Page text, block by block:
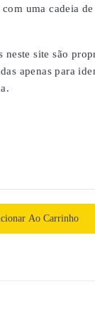
uma cadeia de
neste site são
apenas para
Ao Carrinho